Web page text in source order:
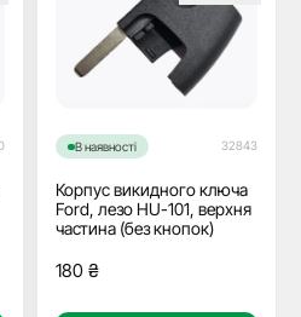
В наявності 32843
Корпус викидного ключа
Ford, лезо HU-101, верхня
частина (без кнопок)
180 ₴